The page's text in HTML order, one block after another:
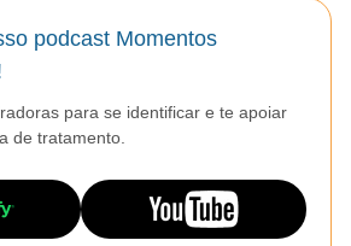
podcast Momentos
para se identificar e te apoiar
de tratamento.